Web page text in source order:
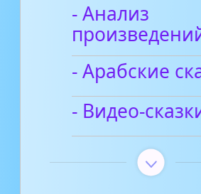
- Анализ
- Арабские
- Видео-